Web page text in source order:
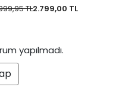
TL2.799,00 TL
yapılmadı.